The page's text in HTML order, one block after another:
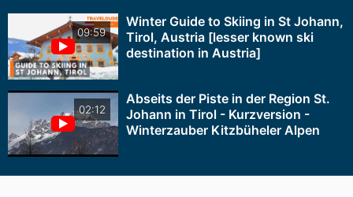
09:59
Winter Guide to Skiing in St Johann,
Tirol, Austria [lesser known ski
destination in Austria]
02:12
Abseits der Piste in der Region St.
Johann in Tirol - Kurzversion -
Winterzauber Kitzbüheler Alpen